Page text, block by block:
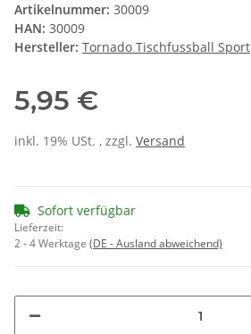
Artikelnummer: 30009
HAN: 30009
Hersteller: Tornado Tischfussball Sport
5,95 €
inkl. 19% USt. , zzgl. Versand
Sofort verfügbar
Lieferzeit:
2 - 4 Werktage (DE - Ausland abweichend)